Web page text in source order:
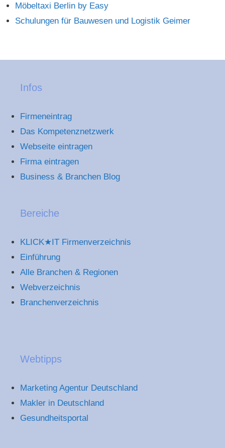
Möbeltaxi Berlin by Easy
Schulungen für Bauwesen und Logistik Geimer
Infos
Firmeneintrag
Das Kompetenznetzwerk
Webseite eintragen
Firma eintragen
Business & Branchen Blog
Bereiche
KLICK★IT Firmenverzeichnis
Einführung
Alle Branchen & Regionen
Webverzeichnis
Branchenverzeichnis
Webtipps
Marketing Agentur Deutschland
Makler in Deutschland
Gesundheitsportal